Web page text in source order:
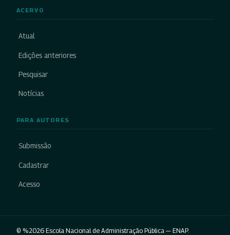
ACERVO
Atual
Edições anteriores
Pesquisar
Notícias
PARA AUTORES
Submissão
Cadastrar
Acesso
© %2026 Escola Nacional de Administração Pública — ENAP.